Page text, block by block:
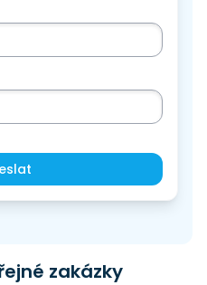
zakázky